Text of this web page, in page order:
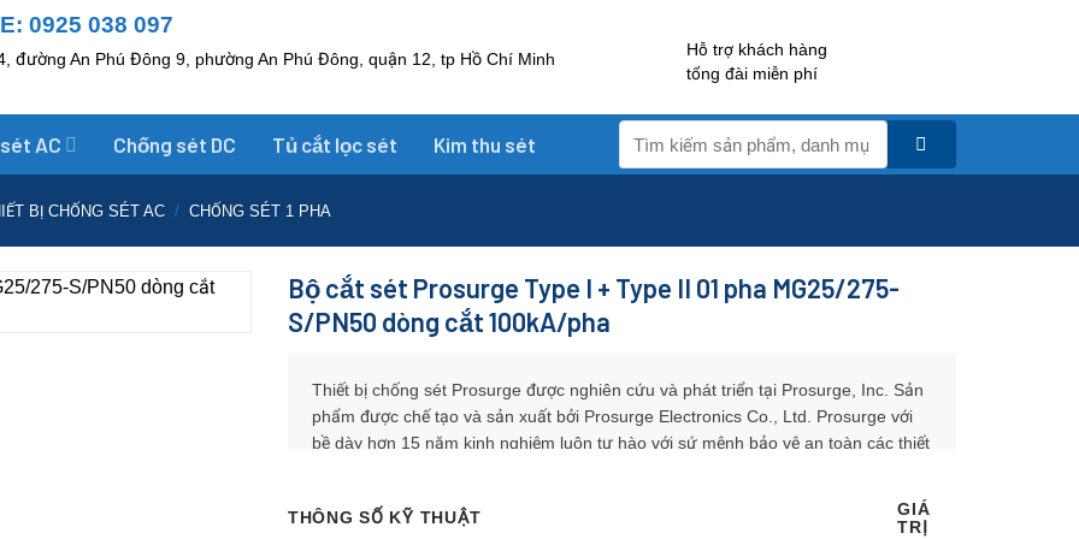
0925 038 097
đường An Phú Đông 9, phường An Phú Đông, quận 12, tp Hồ Chí Minh
Hỗ trợ khách hàng
tổng đài miễn phí
AC Chống sét DC Tủ cắt lọc sét Kim thu sét
kiếm:
BỊ CHỐNG SÉT AC / CHỐNG SÉT 1 PHA
Bộ cắt sét Prosurge Type I + Type II 01 pha MG25/275-
S/PN50 dòng cắt 100kA/pha
Thiết bị chống sét Prosurge được nghiên cứu và phát triển tại Prosurge, Inc. Sản
phẩm được chế tạo và sản xuất bởi Prosurge Electronics Co., Ltd. Prosurge với
bề dày hơn 15 năm kinh nghiệm luôn tự hào với sứ mệnh bảo vệ an toàn các thiết
THÔNG SỐ KỸ THUẬT
GIÁ
TRỊ